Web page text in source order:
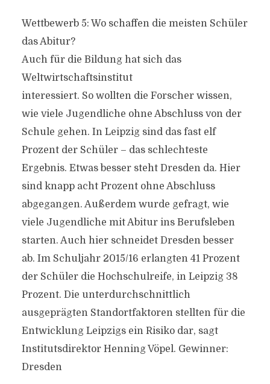
Wettbewerb 5: Wo schaffen die meisten Schüler
das Abitur?
Auch für die Bildung hat sich das
Weltwirtschaftsinstitut
interessiert. So wollten die Forscher wissen,
wie viele Jugendliche ohne Abschluss von der
Schule gehen. In Leipzig sind das fast elf
Prozent der Schüler – das schlechteste
Ergebnis. Etwas besser steht Dresden da. Hier
sind knapp acht Prozent ohne Abschluss
abgegangen. Außerdem wurde gefragt, wie
viele Jugendliche mit Abitur ins Berufsleben
starten. Auch hier schneidet Dresden besser
ab. Im Schuljahr 2015/16 erlangten 41 Prozent
der Schüler die Hochschulreife, in Leipzig 38
Prozent. Die unterdurchschnittlich
ausgeprägten Standortfaktoren stellten für die
Entwicklung Leipzigs ein Risiko dar, sagt
Institutsdirektor Henning Vöpel. Gewinner:
Dresden